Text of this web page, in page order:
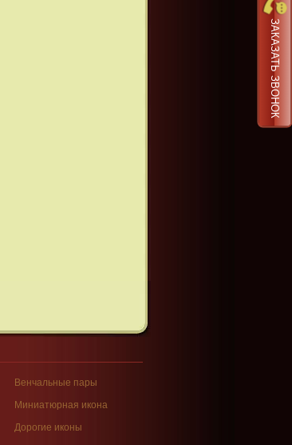
ЗАКАЗАТЬ ЗВОНОК
Венчальные пары
Миниатюрная икона
Дорогие иконы